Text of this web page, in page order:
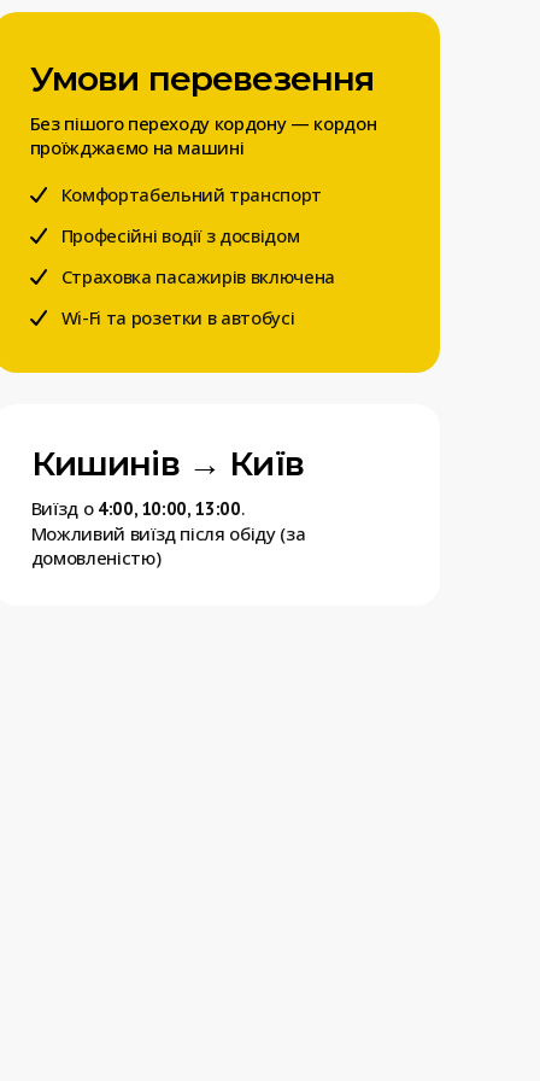
Умови перевезення
Без пішого переходу кордону — кордон
проїжджаємо на машині
Комфортабельний транспорт
Професійні водії з досвідом
Страховка пасажирів включена
Wi-Fi та розетки в автобусі
Кишинів → Київ
Виїзд о 4:00, 10:00, 13:00.
Можливий виїзд після обіду (за
домовленістю)